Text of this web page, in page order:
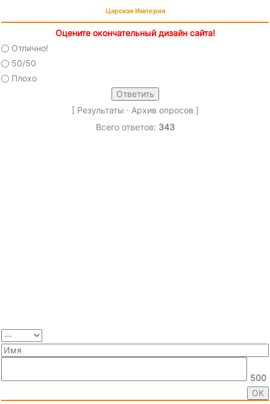
Царская Империя
Оцените окончательный дизайн сайта!
Отлично!
50/50
Плохо
[ Результаты · Архив опросов ]
Всего ответов: 343
500